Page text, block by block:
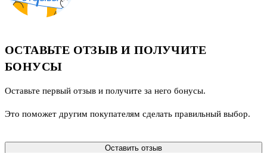
ОСТАВЬТЕ ОТЗЫВ И ПОЛУЧИТЕ
БОНУСЫ
Оставьте первый отзыв и получите за него бонусы.
Это поможет другим покупателям сделать правильный выбор.
Оставить отзыв